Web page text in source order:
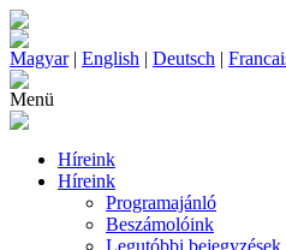
Magyar| English | Deutsch |
Menü
Híreink
Híreink
Programajánló
Beszámolóink
Legutóbbi bejegyzések